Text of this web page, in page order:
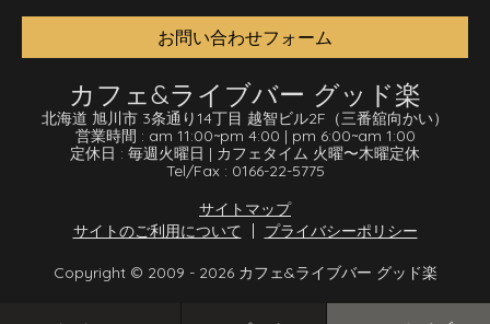
お問い合わせフォーム
カフェ&ライブバー グッド楽
北海道 旭川市 3条通り14丁目 越智ビル2F （三番舘向かい）
営業時間 : am 11:00~pm 4:00 | pm 6:00~am 1:00
定休日 : 毎週火曜日 | カフェタイム 火曜〜木曜定休
Tel/Fax : 0166-22-5775
サイトマップ
サイトのご利用について
プライバシーポリシー
Copyright © 2009 - 2026 カフェ&ライブバー グッド楽